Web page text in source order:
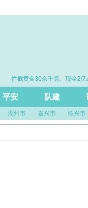
·拦截黄金30余千克、现金2亿余
平安 队建
湖州市 嘉兴市 绍兴市